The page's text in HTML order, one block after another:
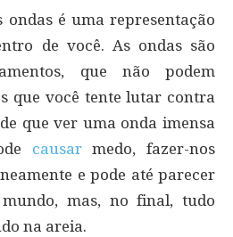
ondas é uma representação
de você. As ondas são
que não podem
que você tente lutar contra
que ver uma onda imensa
causarmedo, fazer-nos
e pode até parecer
mas, no final, tudo
na areia.